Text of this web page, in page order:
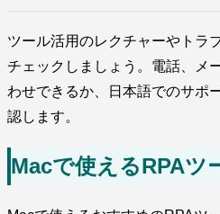
ツール活用のレクチャーやトラ
チェックしましょう。電話、メ
わせできるか、日本語でのサポ
認します。
Macで使えるRPAツ